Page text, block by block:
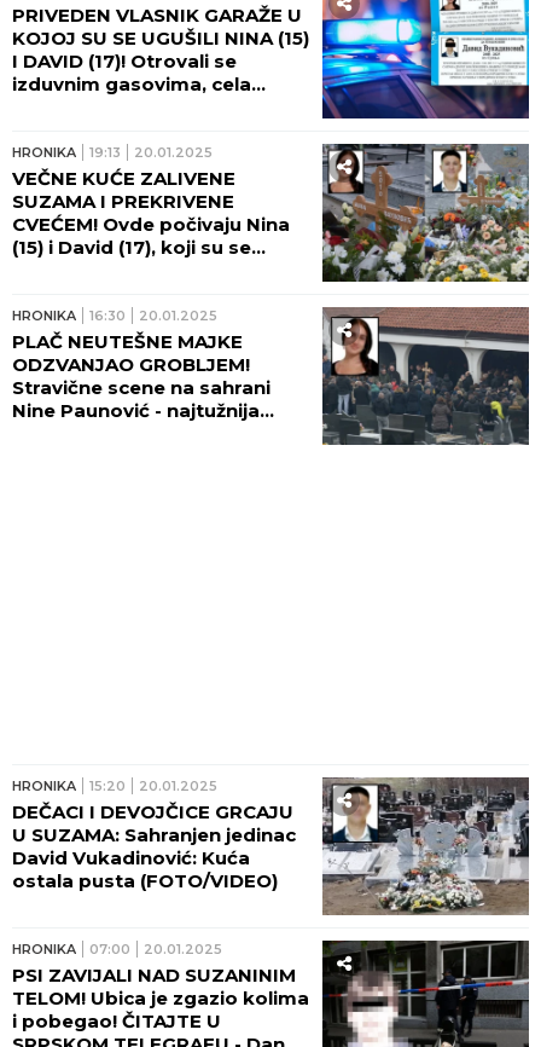
PRIVEDEN VLASNIK GARAŽE U
KOJOJ SU SE UGUŠILI NINA (15)
I DAVID (17)! Otrovali se
izduvnim gasovima, cela
HRONIKA 19:13 20.01.2025
VEČNE KUĆE ZALIVENE
SUZAMA I PREKRIVENE
CVEĆEM! Ovde počivaju Nina
(15) i David (17), koji su se
HRONIKA 16:30 20.01.2025
PLAČ NEUTEŠNE MAJKE
ODZVANJAO GROBLJEM!
Stravične scene na sahrani
Nine Paunović - najtužnija
HRONIKA 15:20 20.01.2025
DEČACI I DEVOJČICE GRCAJU
U SUZAMA: Sahranjen jedinac
David Vukadinović: Kuća
ostala pusta (FOTO/VIDEO)
HRONIKA 07:00 20.01.2025
PSI ZAVIJALI NAD SUZANINIM
TELOM! Ubica je zgazio kolima
i pobegao! ČITAJTE U